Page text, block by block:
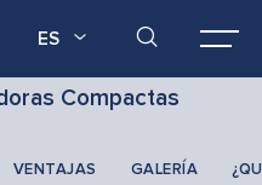
ES
Compactas
VENTAJAS GALERÍA